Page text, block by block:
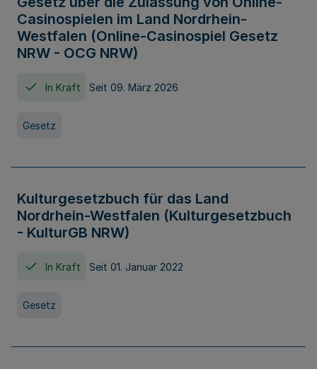
Casinospielen im Land Nordrhein-
Westfalen (Online-Casinospiel Gesetz
NRW - OCG NRW)
In Kraft Seit 09. März 2026
Gesetz
Kulturgesetzbuch für das Land
Nordrhein-Westfalen (Kulturgesetzbuch
- KulturGB NRW)
In Kraft Seit 01. Januar 2022
Gesetz